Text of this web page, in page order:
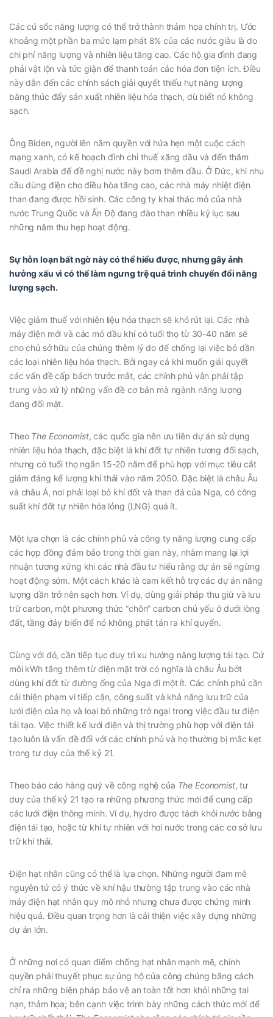
Các cú sốc năng lượng có thể trở thành thảm họa chính trị. Ước
khoảng một phần ba mức lạm phát 8% của các nước giàu là do
chi phí năng lượng và nhiên liệu tăng cao. Các hộ gia đình đang
phải vật lộn và tức giận để thanh toán các hóa đơn tiện ích. Điều
này dẫn đến các chính sách giải quyết thiếu hụt năng lượng
bằng thúc đẩy sản xuất nhiên liệu hóa thạch, dù biết nó không
sạch.
Ông Biden, người lên nắm quyền với hứa hẹn một cuộc cách
mạng xanh, có kế hoạch đình chỉ thuế xăng dầu và đến thăm
Saudi Arabia để đề nghị nước này bơm thêm dầu. Ở Đức, khi nhu
cầu dùng điện cho điều hòa tăng cao, các nhà máy nhiệt điện
than đang được hồi sinh. Các công ty khai thác mỏ của nhà
nước Trung Quốc và Ấn Độ đang đào than nhiều kỷ lục sau
những năm thu hẹp hoạt động.
Sự hỗn loạn bất ngờ này có thể hiểu được, nhưng gây ảnh
hưởng xấu vì có thể làm ngưng trệ quá trình chuyển đổi năng
lượng sạch.
Việc giảm thuế với nhiên liệu hóa thạch sẽ khó rút lại. Các nhà
máy điện mới và các mỏ dầu khí có tuổi thọ từ 30-40 năm sẽ
cho chủ sở hữu của chúng thêm lý do để chống lại việc bỏ dần
các loại nhiên liệu hóa thạch. Bởi ngay cả khi muốn giải quyết
các vấn đề cấp bách trước mắt, các chính phủ vẫn phải tập
trung vào xử lý những vấn đề cơ bản mà ngành năng lượng
đang đối mặt.
Theo The Economist, các quốc gia nên ưu tiên dự án sử dụng
nhiên liệu hóa thạch, đặc biệt là khí đốt tự nhiên tương đối sạch,
nhưng có tuổi thọ ngắn 15-20 năm để phù hợp với mục tiêu cắt
giảm đáng kể lượng khí thải vào năm 2050. Đặc biệt là châu Âu
và châu Á, nơi phải loại bỏ khí đốt và than đá của Nga, có công
suất khí đốt tự nhiên hóa lỏng (LNG) quá ít.
Một lựa chọn là các chính phủ và công ty năng lượng cung cấp
các hợp đồng đảm bảo trong thời gian này, nhằm mang lại lợi
nhuận tương xứng khi các nhà đầu tư hiểu rằng dự án sẽ ngừng
hoạt động sớm. Một cách khác là cam kết hỗ trợ các dự án năng
lượng dần trở nên sạch hơn. Ví dụ, dùng giải pháp thu giữ và lưu
trữ carbon, một phương thức “chôn” carbon chủ yếu ở dưới lòng
đất, tầng đáy biển để nó không phát tán ra khí quyển.
Cùng với đó, cần tiếp tục duy trì xu hướng năng lượng tái tạo. Cứ
mỗi kWh tăng thêm từ điện mặt trời có nghĩa là châu Âu bớt
dùng khí đốt từ đường ống của Nga đi một ít. Các chính phủ cần
cải thiện phạm vi tiếp cận, công suất và khả năng lưu trữ của
lưới điện của họ và loại bỏ những trở ngại trong việc đầu tư điện
tái tạo. Việc thiết kế lưới điện và thị trường phù hợp với điện tái
tạo luôn là vấn đề đối với các chính phủ và họ thường bị mắc kẹt
trong tư duy của thế kỷ 21.
Theo báo cáo hàng quý về công nghệ của The Economist, tư
duy của thế kỷ 21 tạo ra những phương thức mới để cung cấp
các lưới điện thông minh. Ví dụ, hydro được tách khỏi nước bằng
điện tái tạo, hoặc từ khí tự nhiên với hơi nước trong các cơ sở lưu
trữ khí thải.
Điện hạt nhân cũng có thể là lựa chọn. Những người đam mê
nguyên tử có ý thức về khí hậu thường tập trung vào các nhà
máy điện hạt nhân quy mô nhỏ nhưng chưa được chứng minh
hiệu quả. Điều quan trọng hơn là cải thiện việc xây dựng những
dự án lớn.
Ở những nơi có quan điểm chống hạt nhân mạnh mẽ, chính
quyền phải thuyết phục sự ủng hộ của công chúng bằng cách
chỉ ra những biện pháp bảo vệ an toàn tốt hơn khỏi những tai
nạn, thảm họa; bên cạnh việc trình bày những cách thức mới để